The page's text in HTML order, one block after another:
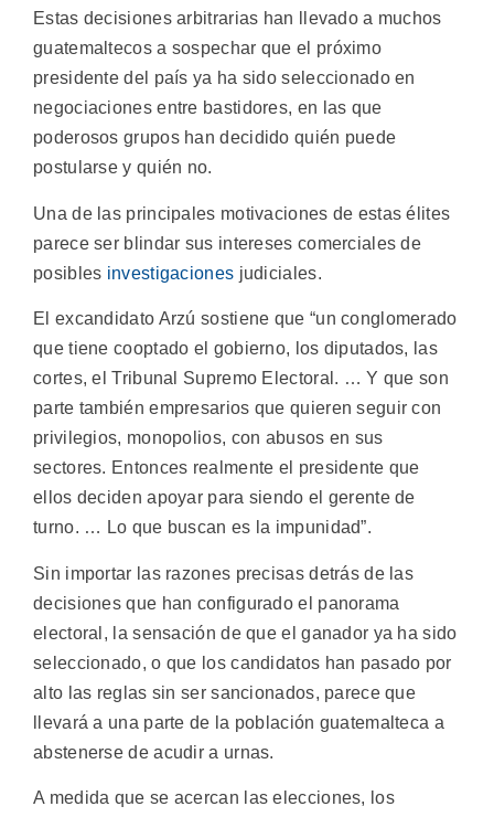
Estas decisiones arbitrarias han llevado a muchos
guatemaltecos a sospechar que el próximo
presidente del país ya ha sido seleccionado en
negociaciones entre bastidores, en las que
poderosos grupos han decidido quién puede
postularse y quién no.
Una de las principales motivaciones de estas élites
parece ser blindar sus intereses comerciales de
posibles investigaciones judiciales.
El excandidato Arzú sostiene que “un conglomerado
que tiene cooptado el gobierno, los diputados, las
cortes, el Tribunal Supremo Electoral. … Y que son
parte también empresarios que quieren seguir con
privilegios, monopolios, con abusos en sus
sectores. Entonces realmente el presidente que
ellos deciden apoyar para siendo el gerente de
turno. … Lo que buscan es la impunidad”.
Sin importar las razones precisas detrás de las
decisiones que han configurado el panorama
electoral, la sensación de que el ganador ya ha sido
seleccionado, o que los candidatos han pasado por
alto las reglas sin ser sancionados, parece que
llevará a una parte de la población guatemalteca a
abstenerse de acudir a urnas.
A medida que se acercan las elecciones, los